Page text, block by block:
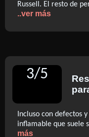
Russell. El resto de
..ver más
3/5
Incluso con defectos
inflamable que suele
más